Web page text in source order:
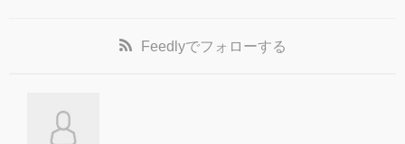
Feedlyでフォローする